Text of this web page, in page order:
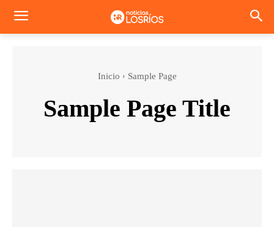
Inicio Sample Page
Sample Page Title